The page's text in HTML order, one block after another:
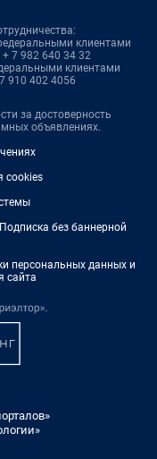
клиентами
+ 7 982 640 34 32
клиентами
910 402 4056
за достоверность
объявлениях.
cookies
без баннерной
персональных данных и
сайта